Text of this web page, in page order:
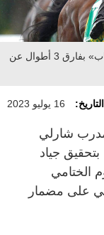
المهر «هاي بانك» ينتزع لقب «بت 365 مايل هانديكاب» بفارق 3 أطوال عن
التاريخ: 16 يوليو 2023
شارلي
جياد
الختامي
على مضمار